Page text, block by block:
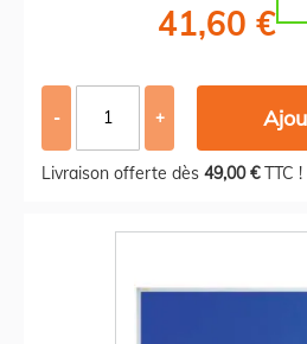
41,60 €
- +
Livraison offerte dès 49,00 €TTC !